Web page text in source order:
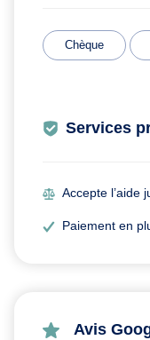
Chèque
Services
Accepte l’aide
Paiement en
Avis